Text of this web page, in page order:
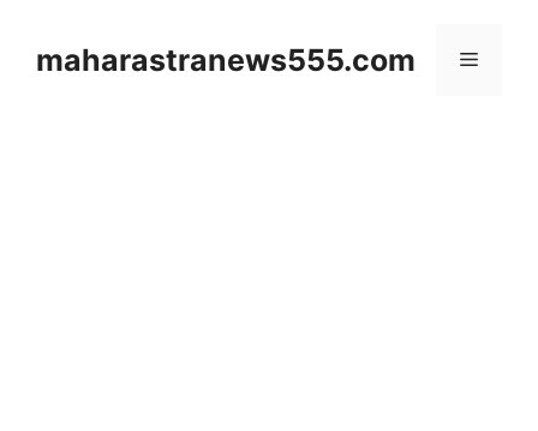
contentmaharastranews555.com Menu